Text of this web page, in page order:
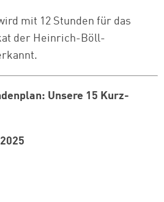
mit 12 Stunden für das
der Heinrich-Böll-
Unsere 15 Kurz-